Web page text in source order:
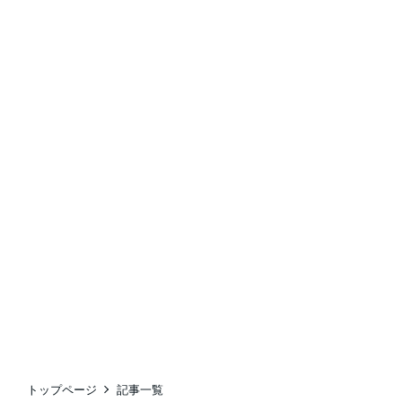
トップページ 記事一覧